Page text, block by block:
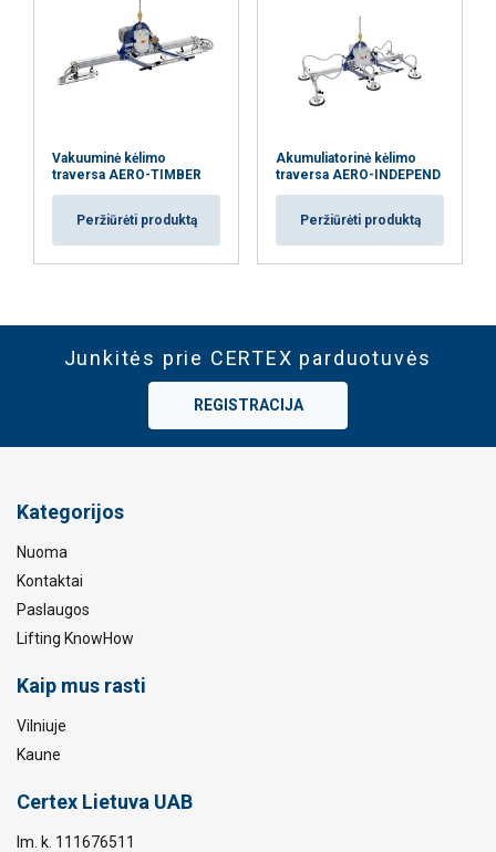
Vakuuminė kėlimo
traversa AERO-TIMBER
Peržiūrėti produktą
Akumuliatorinė kėlimo
traversa AERO-INDEPEND
Peržiūrėti produktą
Junkitės prie CERTEX parduotuvės
REGISTRACIJA
Kategorijos
Nuoma
Kontaktai
Paslaugos
Lifting KnowHow
Kaip mus rasti
Vilniuje
Kaune
Certex Lietuva UAB
Im. k. 111676511